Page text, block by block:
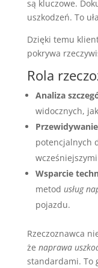
są kluczowe.
uszkodzeń. To
Dzięki temu
pokrywa
Rola
Analiza
widocznych,
potencjalnych
Wsparcie
metod usług
pojazdu.
Rzeczoznawca
że naprawa
standardami. To